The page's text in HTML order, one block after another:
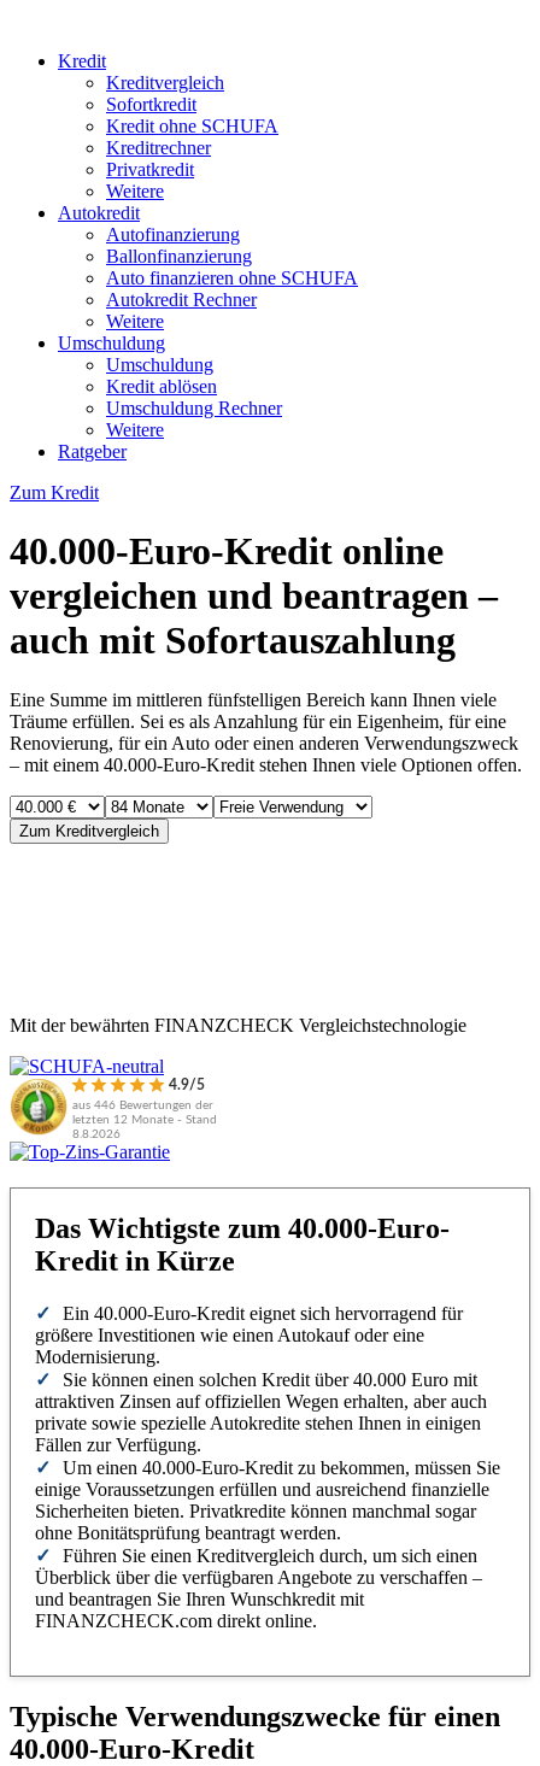
Kredit
Kreditvergleich
Sofortkredit
Kredit ohne SCHUFA
Kreditrechner
Privatkredit
Weitere
Autokredit
Autofinanzierung
Ballonfinanzierung
Auto finanzieren ohne SCHUFA
Autokredit Rechner
Weitere
Umschuldung
Umschuldung
Kredit ablösen
Umschuldung Rechner
Weitere
Ratgeber
Zum Kredit
40.000-Euro-Kredit online
vergleichen und beantragen –
auch mit Sofortauszahlung
Eine Summe im mittleren fünfstelligen Bereich kann Ihnen viele
Träume erfüllen. Sei es als Anzahlung für ein Eigenheim, für eine
Renovierung, für ein Auto oder einen anderen Verwendungszweck
– mit einem 40.000-Euro-Kredit stehen Ihnen viele Optionen offen.
Zum Kreditvergleich
Mit der bewährten FINANZCHECK Vergleichstechnologie
4.9/5
aus 446 Bewertungen der
letzten 12 Monate - Stand
8.8.2026
Das Wichtigste zum 40.000-Euro-
Kredit in Kürze
Ein 40.000-Euro-Kredit eignet sich hervorragend für
größere Investitionen wie einen Autokauf oder eine
Modernisierung.
Sie können einen solchen Kredit über 40.000 Euro mit
attraktiven Zinsen auf offiziellen Wegen erhalten, aber auch
private sowie spezielle Autokredite stehen Ihnen in einigen
Fällen zur Verfügung.
Um einen 40.000-Euro-Kredit zu bekommen, müssen Sie
einige Voraussetzungen erfüllen und ausreichend finanzielle
Sicherheiten bieten. Privatkredite können manchmal sogar
ohne Bonitätsprüfung beantragt werden.
Führen Sie einen Kreditvergleich durch, um sich einen
Überblick über die verfügbaren Angebote zu verschaffen –
und beantragen Sie Ihren Wunschkredit mit
FINANZCHECK.com direkt online.
Typische Verwendungszwecke für einen
40.000-Euro-Kredit